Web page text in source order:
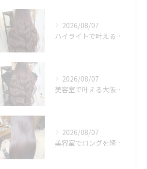
2026/08/07
ハイライトで叶える大阪府高槻市の美容室選びと理想の髪色実現ポイント
2026/08/07
美容室で叶える大阪府高槻市の切らずに綺麗にするロングヘアの作り方徹底ガイド
2026/08/07
美容室でロングを綺麗に保つ髪質改善の高槻市最新ガイド